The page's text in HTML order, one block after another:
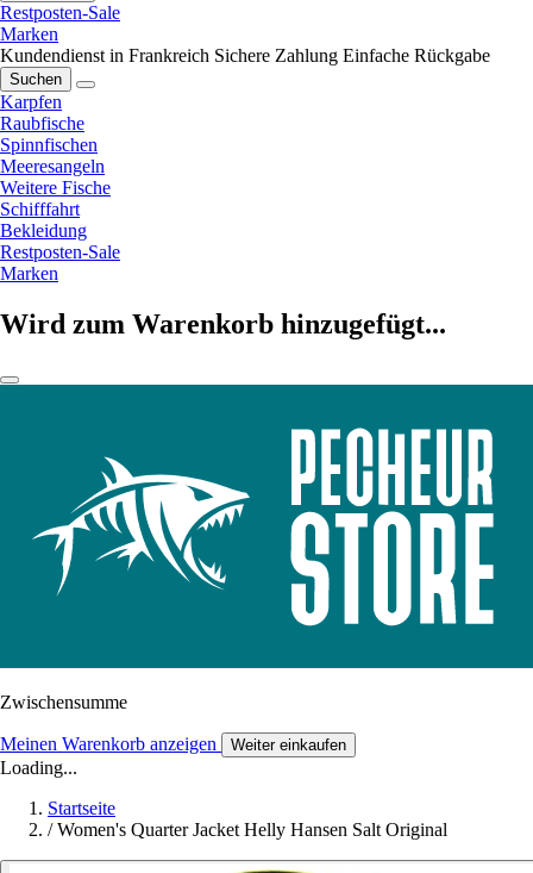
Restposten-Sale
Marken
Kundendienst in Frankreich Sichere Zahlung Einfache Rückgabe
Suchen
Karpfen
Raubfische
Spinnfischen
Meeresangeln
Weitere Fische
Schifffahrt
Bekleidung
Restposten-Sale
Marken
Wird zum Warenkorb hinzugefügt...
Zwischensumme
Meinen Warenkorb anzeigen Weiter einkaufen
Loading...
Startseite
/ Women's Quarter Jacket Helly Hansen Salt Original